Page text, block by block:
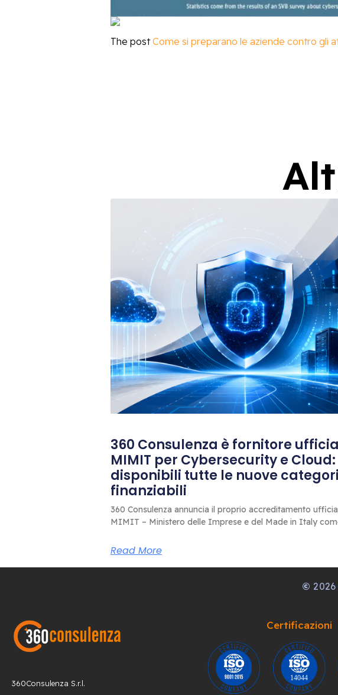
The postCome si preparano le aziende contro gli
360 Consulenza è fornitore
MIMIT per Cybersecurity e Cloud:
disponibili tutte le nuove
finanziabili
360 Consulenza annuncia il proprio accreditamento
MIMIT – Ministero delle Imprese e del Made in Italy
Read More
©
360Consulenza S.r.l.
Certificazioni